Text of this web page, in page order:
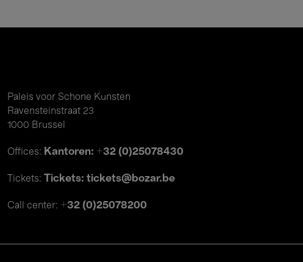
Paleis voor Schone Kunsten
Ravensteinstraat 23
1000 Brussel
Offices: Kantoren: +32 (0)25078430
Tickets: Tickets: tickets@bozar.be
Call center: +32 (0)25078200